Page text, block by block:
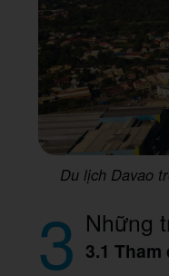
Du lịch Davao
3 Những
3.1